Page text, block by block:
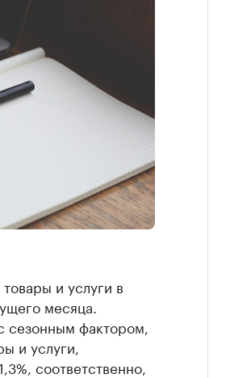
и услуги в
месяца.
сезонным фактором,
и услуги,
соответственно,